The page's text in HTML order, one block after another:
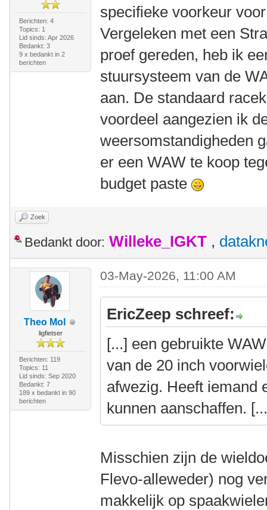
Berichten: 4
Topics: 1
Lid sinds: Apr 2026
Bedankt: 3
9 x bedankt in 2
berichten
specifieke voorkeur
Vergeleken met een
proef gereden, heb ik
stuursysteem van de
aan. De standaard
voordeel aangezien ik
weersomstandigheden
er een WAW te koop
budget paste
Zoek
Bedankt door: Willeke_IGKT ,
Theo Mol
ligfietser
Berichten: 119
Topics: 11
Lid sinds: Sep 2020
Bedankt: 7
189 x bedankt in 90
berichten
03-May-2026, 11:00 AM
EricZeep schreef:
[...] een gebruikte
van de 20 inch
afwezig. Heeft iemand
kunnen aanschaffen.
Misschien zijn de
Flevo-alleweder) nog
makkelijk op